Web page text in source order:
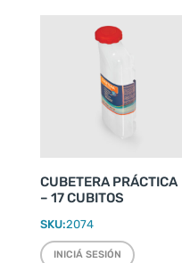
CUBETERA PRÁCTICA
– 17 CUBITOS
SKU:2074
INICIÁ SESIÓN